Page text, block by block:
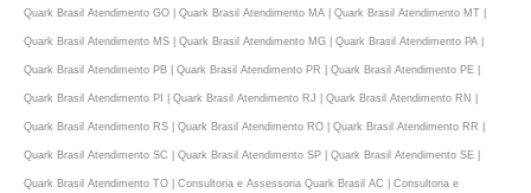
Quark Brasil Atendimento GO | Quark Brasil Atendimento MA | Quark Brasil Atendimento MT |
Quark Brasil Atendimento MS | Quark Brasil Atendimento MG | Quark Brasil Atendimento PA |
Quark Brasil Atendimento PB | Quark Brasil Atendimento PR | Quark Brasil Atendimento PE |
Quark Brasil Atendimento PI | Quark Brasil Atendimento RJ | Quark Brasil Atendimento RN |
Quark Brasil Atendimento RS | Quark Brasil Atendimento RO | Quark Brasil Atendimento RR |
Quark Brasil Atendimento SC | Quark Brasil Atendimento SP | Quark Brasil Atendimento SE |
Quark Brasil Atendimento TO | Consultoria e Assessoria Quark Brasil AC | Consultoria e